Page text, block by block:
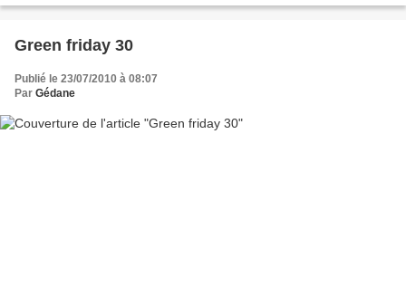
Green friday 30
Publié le 23/07/2010 à 08:07
Par Gédane